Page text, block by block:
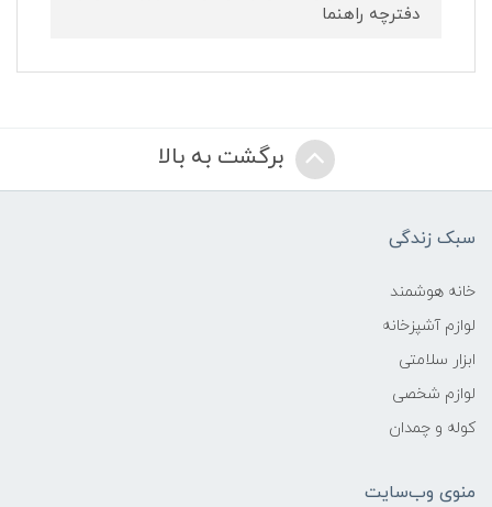
دفترچه راهنما
برگشت به بالا
سبک زندگی
خانه هوشمند
لوازم آشپزخانه
ابزار سلامتی
لوازم شخصی
کوله و چمدان
منوی وب‌سایت